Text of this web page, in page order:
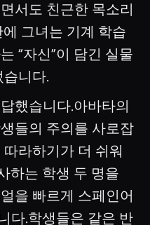
서도 친근한 목소리
그녀는 기계 학습
“자신”이 담긴 실물
니다.
했습니다.아바타의
들의 주의를 사로잡
라하기가 더 쉬워
하는 학생 두 명을
을 빠르게 스페인어
다.학생들은 같은 반